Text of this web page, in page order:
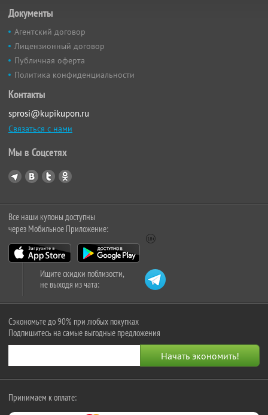
Документы
Агентский договор
Лицензионный договор
Публичная оферта
Политика конфиденциальности
Контакты
sprosi@kupikupon.ru
Связаться с нами
Мы в Соцсетях
Все наши купоны доступны
через Мобильное Приложение:
Ищите скидки поблизости,
не выходя из чата:
Сэкономьте до 90% при любых покупках
Подпишитесь на самые выгодные предложения
Принимаем к оплате: